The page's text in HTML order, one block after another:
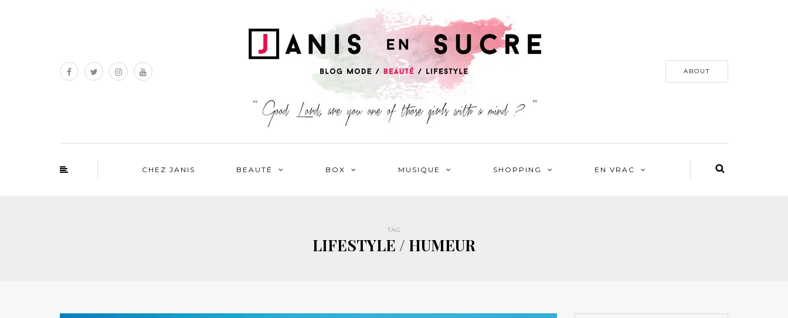
ABOUT
CHEZ JANIS BEAUTÉ BOX MUSIQUE SHOPPING EN VRAC
TAG
LIFESTYLE / HUMEUR